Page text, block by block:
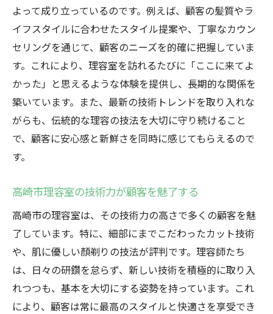
よって成り立っているのです。例えば、顧客の髪質やラ
イフスタイルに合わせたスタイル提案や、丁寧なカウン
セリングを通じて、顧客のニーズを的確に把握していま
す。これにより、理容室を訪れるたびに「ここに来てよ
かった」と思えるような体験を提供し、長期的な関係を
築いています。また、最新の技術トレンドを取り入れな
がらも、伝統的な理容の技法を大切に守り続けること
で、顧客に安心感と新鮮さを同時に感じてもらえるので
す。
高崎市理容室の技術力が顧客を魅了する
高崎市の理容室は、その技術力の高さで多くの顧客を魅
了しています。特に、細部にまでこだわったカット技術
や、肌に優しい顏剃りの技法が評判です。理容師たち
は、日々の研鑽を怠らず、新しい技術を積極的に取り入
れつつも、基本を大切にする姿勢を持っています。これ
により、顧客は常に最高のスタイルと快適さを享受でき